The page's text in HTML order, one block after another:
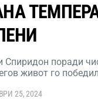
Спиридон поради
живот го
25, 2024